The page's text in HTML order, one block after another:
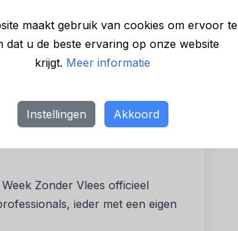
maakt gebruik van cookies om ervoor te
dat u de beste ervaring op onze website
krijgt. Meer informatie
Instellingen Akkoord
essentieel
zijn essentieel om de
Stichting Week Zonder Vlees
gaan we de komende twee jaar
we een belangrijke bijdrage
starten we aanstaande maart
& Zuivel.”
Zonder Vlees officieel
ieder met een eigen